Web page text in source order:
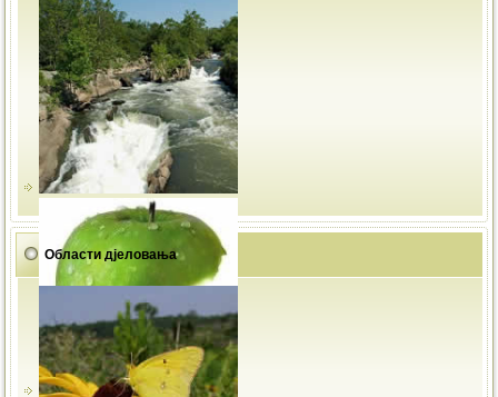
Области дјеловања